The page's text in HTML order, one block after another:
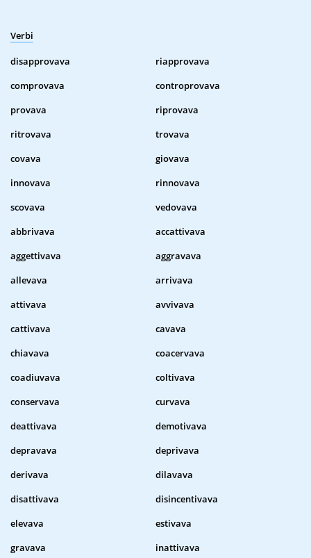
Verbi
disapprovava
riapprovava
comprovava
controprovava
provava
riprovava
ritrovava
trovava
covava
giovava
innovava
rinnovava
scovava
vedovava
abbrivava
accattivava
aggettivava
aggravava
allevava
arrivava
attivava
avvivava
cattivava
cavava
chiavava
coacervava
coadiuvava
coltivava
conservava
curvava
deattivava
demotivava
depravava
deprivava
derivava
dilavava
disattivava
disincentivava
elevava
estivava
gravava
inattivava